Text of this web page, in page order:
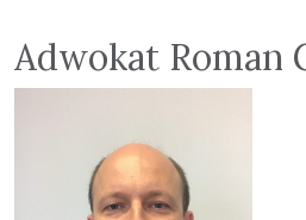
Adwokat Roman